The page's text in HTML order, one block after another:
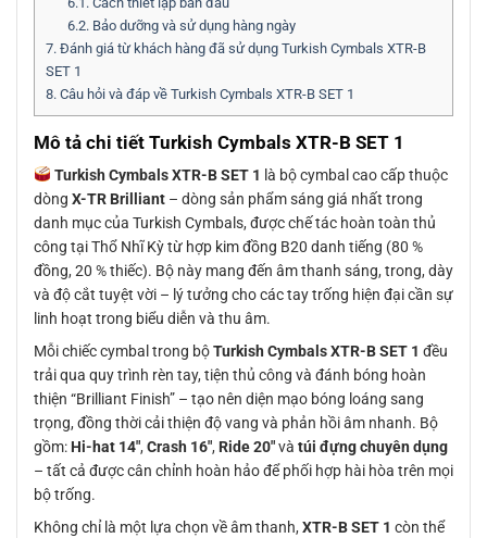
6.2. Bảo dưỡng và sử dụng hàng ngày
7. Đánh giá từ khách hàng đã sử dụng Turkish Cymbals XTR-B
SET 1
8. Câu hỏi và đáp về Turkish Cymbals XTR-B SET 1
Mô tả chi tiết Turkish Cymbals XTR-B SET 1
Turkish Cymbals XTR-B SET 1 là bộ cymbal cao cấp thuộc
dòng X-TR Brilliant – dòng sản phẩm sáng giá nhất trong
danh mục của Turkish Cymbals, được chế tác hoàn toàn thủ
công tại Thổ Nhĩ Kỳ từ hợp kim đồng B20 danh tiếng (80 %
đồng, 20 % thiếc). Bộ này mang đến âm thanh sáng, trong, dày
và độ cắt tuyệt vời – lý tưởng cho các tay trống hiện đại cần sự
linh hoạt trong biểu diễn và thu âm.
Mỗi chiếc cymbal trong bộTurkish Cymbals XTR-B SET 1 đều
trải qua quy trình rèn tay, tiện thủ công và đánh bóng hoàn
thiện “Brilliant Finish” – tạo nên diện mạo bóng loáng sang
trọng, đồng thời cải thiện độ vang và phản hồi âm nhanh. Bộ
gồm: Hi-hat 14″, Crash 16″, Ride 20″và túi đựng chuyên dụng
– tất cả được cân chỉnh hoàn hảo để phối hợp hài hòa trên mọi
bộ trống.
Không chỉ là một lựa chọn về âm thanh, XTR-B SET 1 còn thể